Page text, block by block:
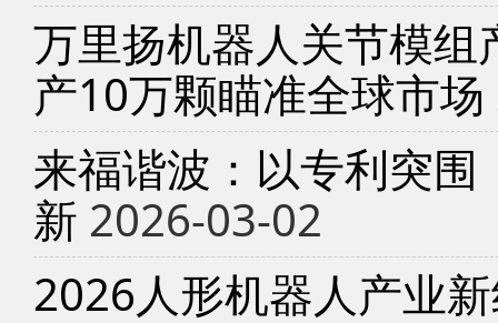
万里扬机器人关节模
产10万颗瞄准全球市场
来福谐波：以专利突
新 2026-03-02
2026人形机器人产业